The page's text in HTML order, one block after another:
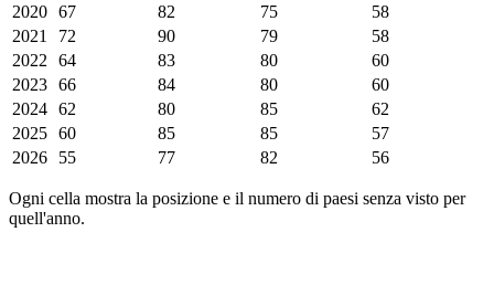
2020 67 82 75
58
2021
72 90 79
58
2022
64 83 80
60
2023 66 84 80
60
2024 62 80 85
62
2025 60 85 85
57
2026
55 77 82 56
Ogni cella mostra la posizione e il numero di paesi senza visto per
quell'anno.